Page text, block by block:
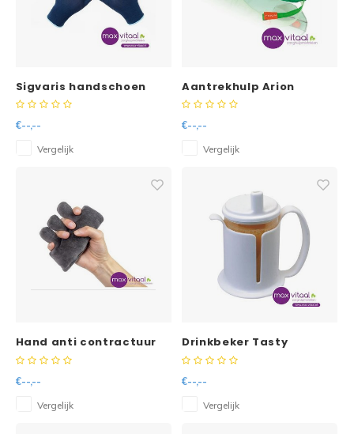
Sigvaris handschoen
latex/nylon/polyester
€--,--
Vergelijk
Aantrekhulp Arion
Magnide (Gesloten teen)
€--,--
Vergelijk
Hand anti contractuur
therapie Care voor
€--,--
Vergelijk
Drinkbeker Tasty
inclusief houder en
€--,--
Vergelijk